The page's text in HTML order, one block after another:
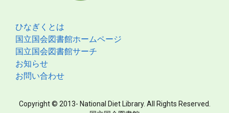
ひなぎくとは
国立国会図書館ホームページ
国立国会図書館サーチ
お知らせ
お問い合わせ
Copyright © 2013- National Diet Library. All Rights Reserved.